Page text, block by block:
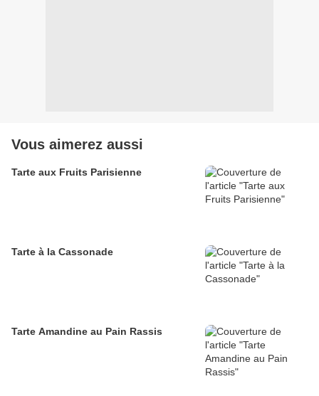
Vous aimerez aussi
Tarte aux Fruits Parisienne
Tarte à la Cassonade
Tarte Amandine au Pain Rassis